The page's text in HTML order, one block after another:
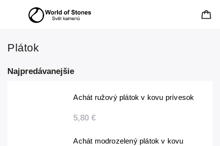
Plátok
Najpredávanejšie
Achát ružový plátok v kovu prívesok
5,80 €
Achát modrozelený plátok v kovu